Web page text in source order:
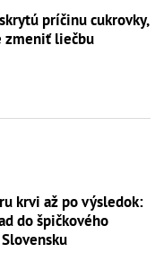
príčinu cukrovky,
zmeniť liečbu
krvi až po výsledok:
do špičkového